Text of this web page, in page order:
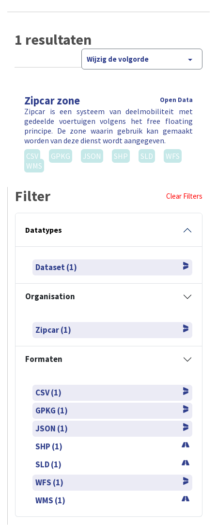
1 resultaten
Wijzig de volgorde
Zipcar zone Open Data
Zipcar is een systeem van deelmobiliteit met
gedeelde voertuigen volgens het free floating
principe. De zone waarin gebruik kan gemaakt
worden van deze dienst wordt aangegeven.
CSV
GPKG JSON SHP SLD
WFS
WMS
Filter Clear Filters
Datatypes
Dataset (1)
Organisation
Zipcar (1)
Formaten
CSV (1)
GPKG (1)
JSON (1)
SHP (1)
SLD (1)
WFS (1)
WMS (1)